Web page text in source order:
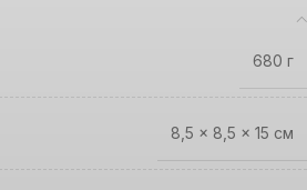
680 г
8,5 × 8,5 × 15 см